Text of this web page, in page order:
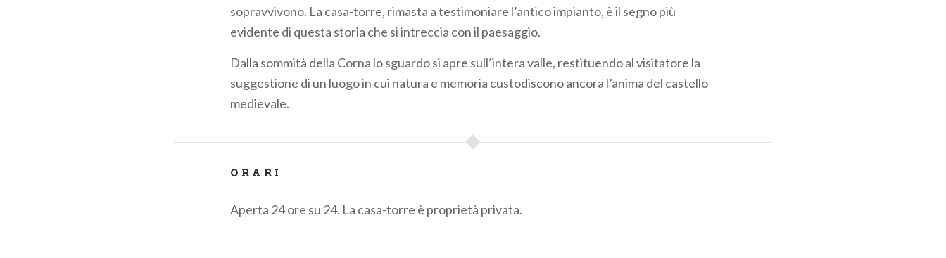
sopravvivono. La casa-torre, rimasta a testimoniare l’antico impianto, è il segno più
evidente di questa storia che si intreccia con il paesaggio.
Dalla sommità della Corna lo sguardo si apre sull’intera valle, restituendo al visitatore la
suggestione di un luogo in cui natura e memoria custodiscono ancora l’anima del castello
medievale.
ORARI
Aperta 24 ore su 24. La casa-torre è proprietà privata.